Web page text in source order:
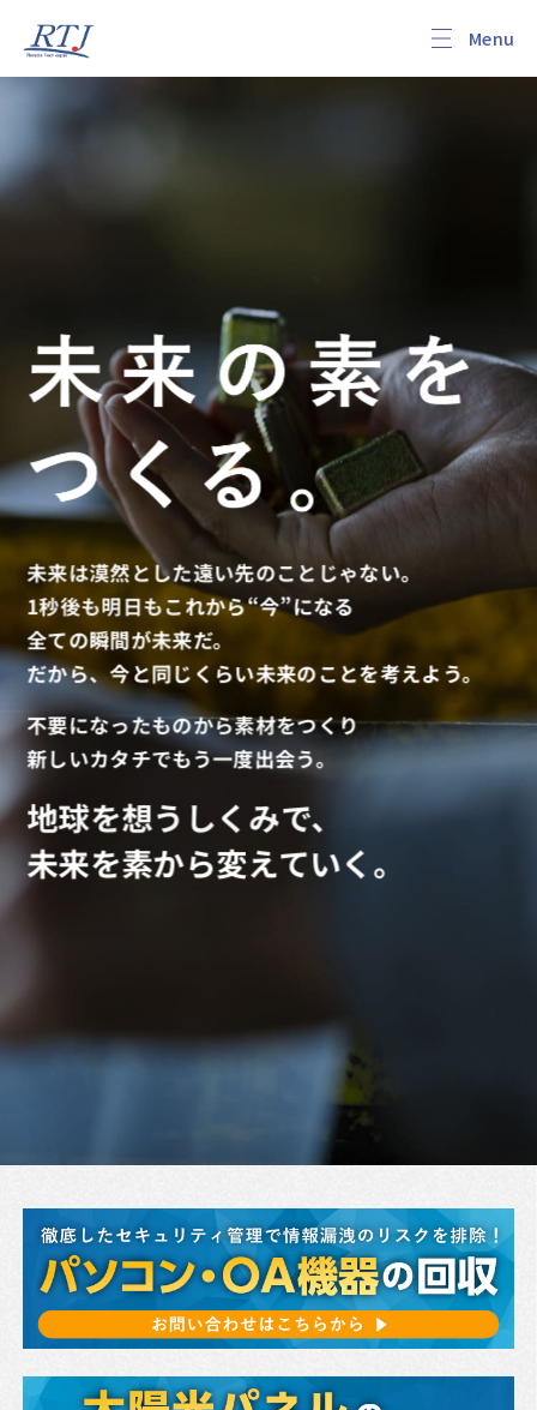
未来は漠然とした遠い先のことじゃない。
1秒後も明日もこれから“今”になる
全ての瞬間が未来だ。
だから、今と同じくらい未来のことを考えよう。
不要になったものから素材をつくり
新しいカタチでもう一度出会う。
地球を想うしくみで、
未来を素から変えていく。